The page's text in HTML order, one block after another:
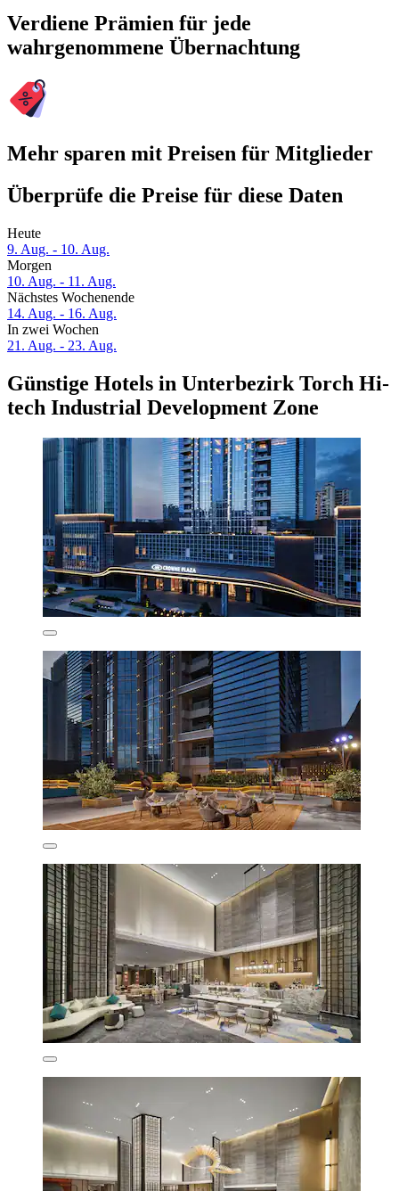
Verdiene Prämien für jede
wahrgenommene Übernachtung
Mehr sparen mit Preisen für Mitglieder
Überprüfe die Preise für diese Daten
Heute
9. Aug. - 10. Aug.
Morgen
10. Aug. - 11. Aug.
Nächstes Wochenende
14. Aug. - 16. Aug.
In zwei Wochen
21. Aug. - 23. Aug.
Günstige Hotels in Unterbezirk Torch Hi-
tech Industrial Development Zone